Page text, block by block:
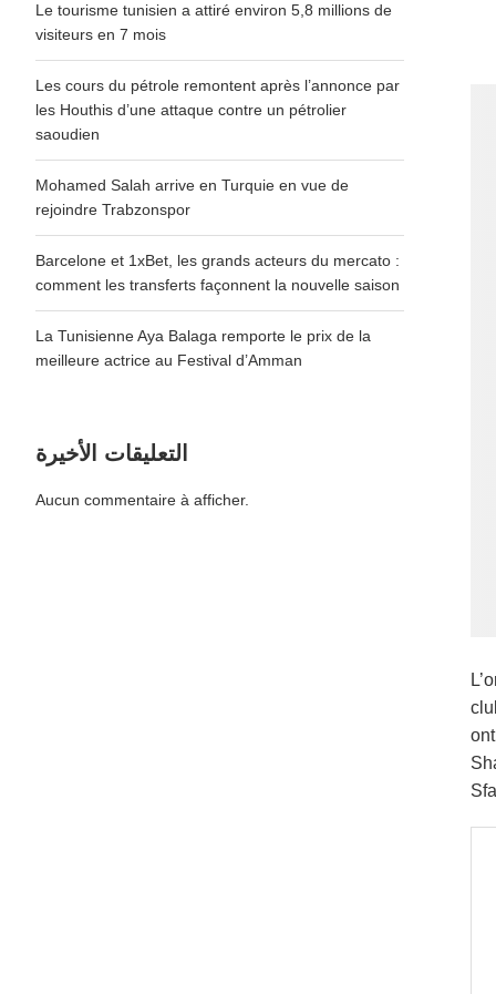
Le tourisme tunisien a attiré environ 5,8 millions de
visiteurs en 7 mois
Les cours du pétrole remontent après l’annonce par
les Houthis d’une attaque contre un pétrolier
saoudien
Mohamed Salah arrive en Turquie en vue de
rejoindre Trabzonspor
Barcelone et 1xBet, les grands acteurs du mercato :
comment les transferts façonnent la nouvelle saison
La Tunisienne Aya Balaga remporte le prix de la
meilleure actrice au Festival d’Amman
التعليقات الأخيرة
Aucun commentaire à afficher.